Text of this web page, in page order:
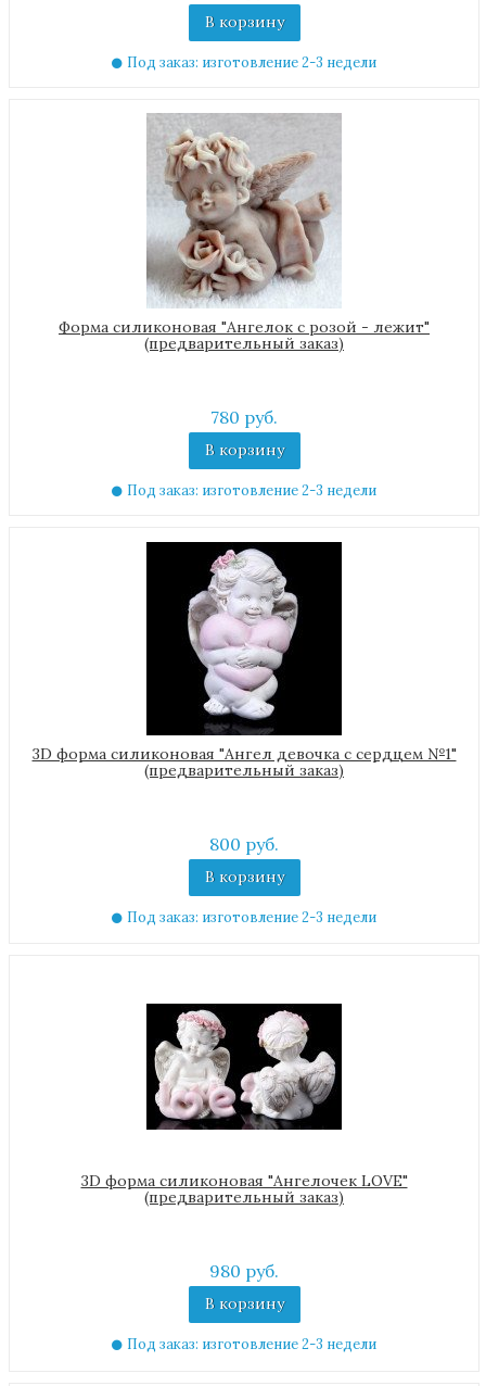
В корзину
Под заказ: изготовление 2-3 недели
Форма силиконовая "Ангелок с розой - лежит"
(предварительный заказ)
780 руб.
В корзину
Под заказ: изготовление 2-3 недели
3D форма силиконовая "Ангел девочка с сердцем №1"
(предварительный заказ)
800 руб.
В корзину
Под заказ: изготовление 2-3 недели
3D форма силиконовая "Ангелочек LOVE"
(предварительный заказ)
980 руб.
В корзину
Под заказ: изготовление 2-3 недели